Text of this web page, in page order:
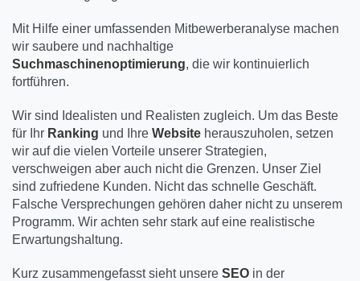
Mit Hilfe einer umfassenden Mitbewerberanalyse machen
wir saubere und nachhaltige
Suchmaschinenoptimierung, die wir kontinuierlich
fortführen.
Wir sind Idealisten und Realisten zugleich. Um das Beste
für Ihr Ranking und Ihre Website herauszuholen, setzen
wir auf die vielen Vorteile unserer Strategien,
verschweigen aber auch nicht die Grenzen. Unser Ziel
sind zufriedene Kunden. Nicht das schnelle Geschäft.
Falsche Versprechungen gehören daher nicht zu unserem
Programm. Wir achten sehr stark auf eine realistische
Erwartungshaltung.
Kurz zusammengefasst sieht unsere SEO in der